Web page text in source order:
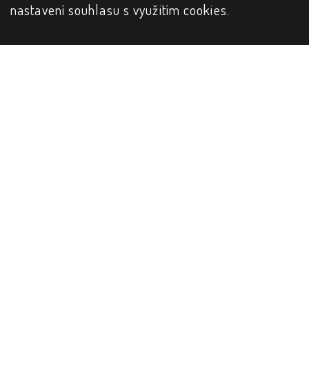
nastavení souhlasu s využitím cookies.